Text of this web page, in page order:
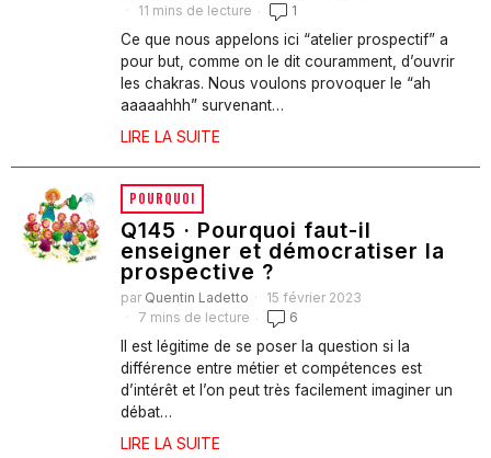
11 mins de lecture
1
Ce que nous appelons ici “atelier prospectif” a
pour but, comme on le dit couramment, d’ouvrir
les chakras. Nous voulons provoquer le “ah
aaaaahhh” survenant…
LIRE LA SUITE
POURQUOI
Q145 · Pourquoi faut-il
enseigner et démocratiser la
prospective ?
par Quentin Ladetto
15 février 2023
7 mins de lecture
6
Il est légitime de se poser la question si la
différence entre métier et compétences est
d’intérêt et l’on peut très facilement imaginer un
débat…
LIRE LA SUITE